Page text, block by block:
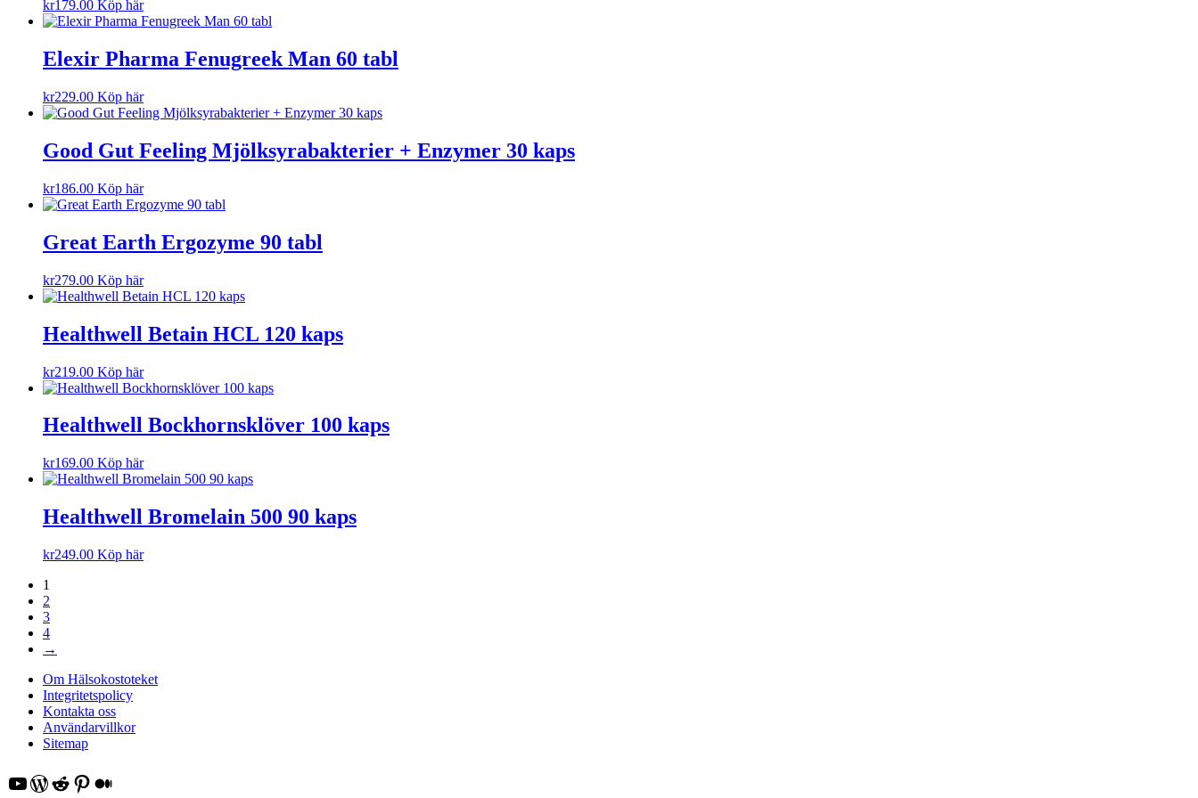
kr179.00 Köp här
Elexir Pharma Fenugreek Man 60 tabl
kr229.00 Köp här
Good Gut Feeling Mjölksyrabakterier + Enzymer 30 kaps
kr186.00 Köp här
Great Earth Ergozyme 90 tabl
kr279.00 Köp här
Healthwell Betain HCL 120 kaps
kr219.00 Köp här
Healthwell Bockhornsklöver 100 kaps
kr169.00 Köp här
Healthwell Bromelain 500 90 kaps
kr249.00 Köp här
1
2
3
4
→
Om Hälsokostoteket
Integritetspolicy
Kontakta oss
Användarvillkor
Sitemap
YouTube
WordPress
Reddit
Pinterest
Medium